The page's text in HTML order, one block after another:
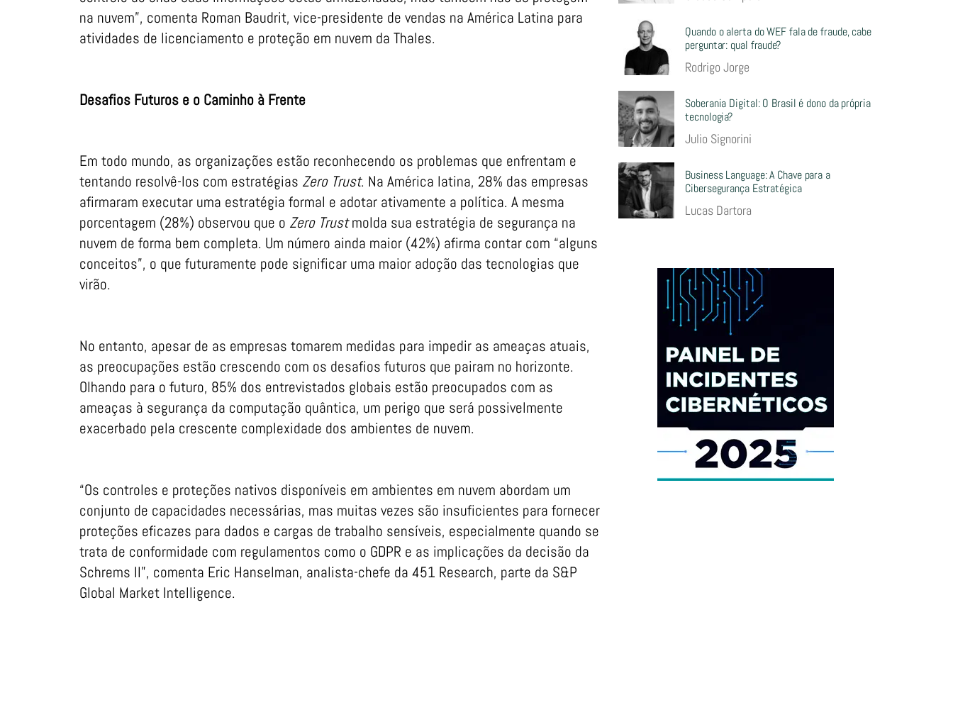
na nuvem”, comenta Roman Baudrit, vice-presidente de vendas na América Latina para
atividades de licenciamento e proteção em nuvem da Thales.
Desafios Futuros e o Caminho à Frente
Em todo mundo, as organizações estão reconhecendo os problemas que enfrentam e
tentando resolvê-los com estratégias Zero Trust. Na América latina, 28% das empresas
afirmaram executar uma estratégia formal e adotar ativamente a política. A mesma
porcentagem (28%) observou que o Zero Trustmolda sua estratégia de segurança na
nuvem de forma bem completa. Um número ainda maior (42%) afirma contar com “alguns
conceitos”, o que futuramente pode significar uma maior adoção das tecnologias que
virão.
No entanto, apesar de as empresas tomarem medidas para impedir as ameaças atuais,
as preocupações estão crescendo com os desafios futuros que pairam no horizonte.
Olhando para o futuro, 85% dos entrevistados globais estão preocupados com as
ameaças à segurança da computação quântica, um perigo que será possivelmente
exacerbado pela crescente complexidade dos ambientes de nuvem.
“Os controles e proteções nativos disponíveis em ambientes em nuvem abordam um
conjunto de capacidades necessárias, mas muitas vezes são insuficientes para fornecer
proteções eficazes para dados e cargas de trabalho sensíveis, especialmente quando se
trata de conformidade com regulamentos como o GDPR e as implicações da decisão da
Schrems II”, comenta Eric Hanselman, analista-chefe da 451 Research, parte da S&P
Global Market Intelligence.
Quando o alerta do WEF fala de fraude, cabe
perguntar: qual fraude?
Rodrigo Jorge
Soberania Digital: O Brasil é dono da própria
tecnologia?
Julio Signorini
Business Language: A Chave para a
Cibersegurança Estratégica
Lucas Dartora